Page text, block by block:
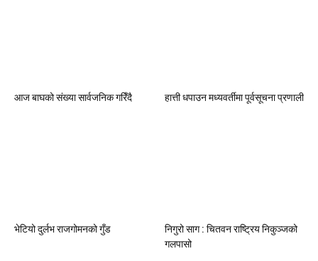
आज बाघको संख्या सार्वजनिक गरिँदै हात्ती धपाउन मध्यवर्तीमा पूर्वसूचना प्रणाली
भेटियो दुर्लभ राजगोमनको गुँड
निगुरो साग : चितवन राष्ट्रिय निकुञ्जको
गलपासो